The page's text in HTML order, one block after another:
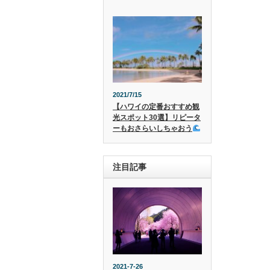
2021/7/15
【ハワイの定番おすすめ観
光スポット30選】リピータ
ーもおさらいしちゃおう
注目記事
2021-7-26